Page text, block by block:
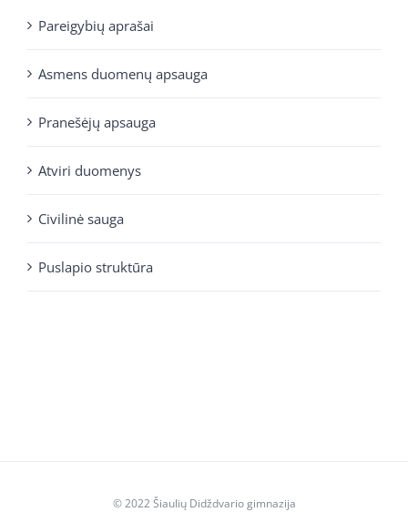
Pareigybių aprašai
Asmens duomenų apsauga
Pranešėjų apsauga
Atviri duomenys
Civilinė sauga
Puslapio struktūra
© 2022 Šiaulių Didždvario gimnazija